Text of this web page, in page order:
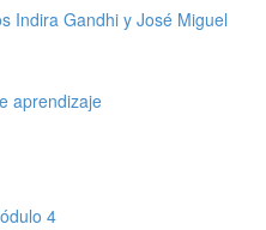
Indira Gandhi y José Miguel
aprendizaje
4